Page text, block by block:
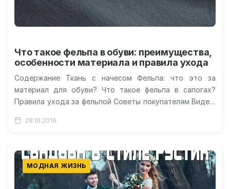
Что такое фельпа в обуви: преимущества,
особенности материала и правила ухода
Содержание Ткань с начесом Фельпа: что это за
материал для обуви? Что такое фельпа в сапогах?
Правила ухода за фельпой Советы покупателям Видео:
28.10.2016
МОДНАЯ ЖИЗНЬ